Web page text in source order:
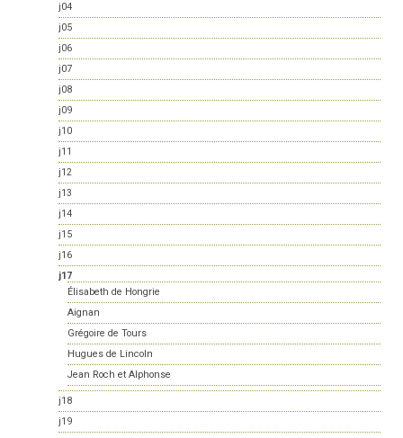
j04
j05
j06
j07
j08
j09
j10
j11
j12
j13
j14
j15
j16
j17
Élisabeth de Hongrie
Aignan
Grégoire de Tours
Hugues de Lincoln
Jean Roch et Alphonse
j18
j19